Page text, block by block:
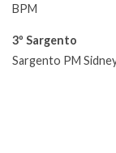
BPM
3º Sargento
Sargento PM